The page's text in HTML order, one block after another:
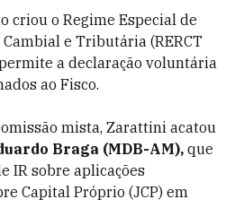
criou o Regime Especial de
e Tributária (RERCT
a declaração voluntária
ao Fisco.
mista, Zarattini acatou
Braga (MDB-AM), que
IR sobre aplicações
Capital Próprio (JCP) em